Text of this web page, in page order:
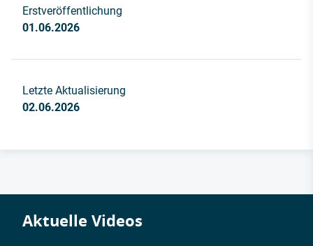
Erstveröffentlichung
01.06.2026
Letzte Aktualisierung
02.06.2026
Aktuelle Videos